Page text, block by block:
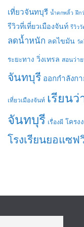
เที่ยวจันทบุรี น้ำตกพลิ้ว ฝึก
รีวิวที่เที่ยวเมืองจันท์ รีวิว
ลดน้ำหนัก ลดไขมัน วั
ระยะทาง วิ่งเทรล สอนว่า
จันทบุรี ออกกำลังก
เที่ยวเมืองจันท์ เรียน
จันทบุรี เรื่องผี โครง
โรงเรียนยอแซฟ